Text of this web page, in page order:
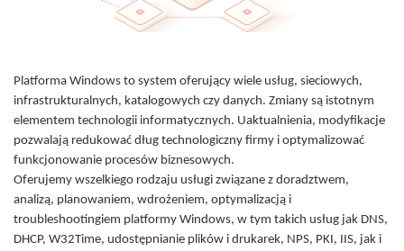
Platforma Windows to system oferujący wiele usług, sieciowych,
infrastrukturalnych, katalogowych czy danych. Zmiany są istotnym
elementem technologii informatycznych. Uaktualnienia, modyfikacje
pozwalają redukować dług technologiczny firmy i optymalizować
funkcjonowanie procesów biznesowych.
Oferujemy wszelkiego rodzaju usługi związane z doradztwem,
analizą, planowaniem, wdrożeniem, optymalizacją i
troubleshootingiem platformy Windows, w tym takich usług jak DNS,
DHCP, W32Time, udostępnianie plików i drukarek, NPS, PKI, IIS, jak i